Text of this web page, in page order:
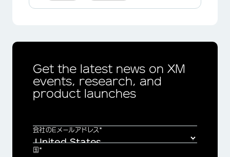
Get the latest news on XM
events, research, and
product launches
会社のEメールアドレス*
国*